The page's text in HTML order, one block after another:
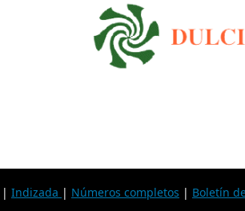
| Indizada | Números completos | Boletín